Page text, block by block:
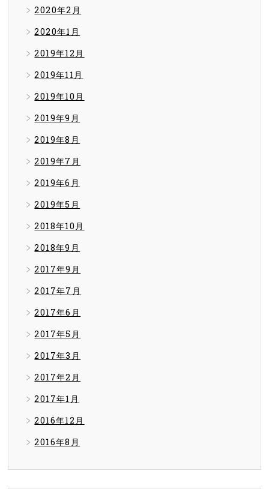
2020年2月
2020年1月
2019年12月
2019年11月
2019年10月
2019年9月
2019年8月
2019年7月
2019年6月
2019年5月
2018年10月
2018年9月
2017年9月
2017年7月
2017年6月
2017年5月
2017年3月
2017年2月
2017年1月
2016年12月
2016年8月